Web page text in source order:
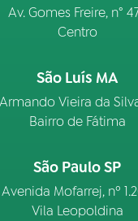
Av. Gomes Freire, n°
Centro
São Luís MA
Vieira da
Bairro de Fátima
São Paulo SP
Avenida Mofarrej, nº
Vila Leopoldina